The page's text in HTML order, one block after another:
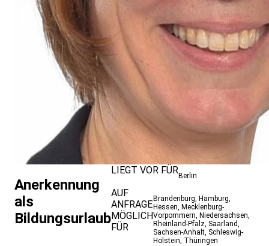
Anerkennung
als
Bildungsurlaub
LIEGT VOR FÜRBerlin
AUF
ANFRAGE
MÖGLICH
FÜR
Brandenburg, Hamburg,
Hessen, Mecklenburg-
Vorpommern, Niedersachsen,
Rheinland-Pfalz, Saarland,
Sachsen-Anhalt, Schleswig-
Holstein, Thüringen